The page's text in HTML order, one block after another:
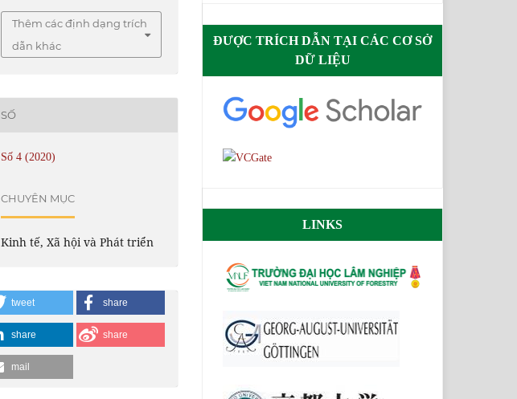
Thêm các định dạng trích
dẫn khác
SỐ
Số 4 (2020)
CHUYÊN MỤC
Kinh tế, Xã hội và Phát triển
tweet share
share share
mail
ĐƯỢC TRÍCH DẪN TẠI CÁC CƠ SỞ
DỮ LIỆU
LINKS